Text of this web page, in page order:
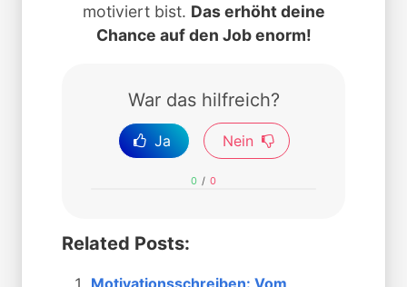
motiviert bist. Das erhöht deine
Chance auf den Job enorm!
War das hilfreich?
Ja Nein
0 / 0
Related Posts:
Motivationsschreiben: Vom